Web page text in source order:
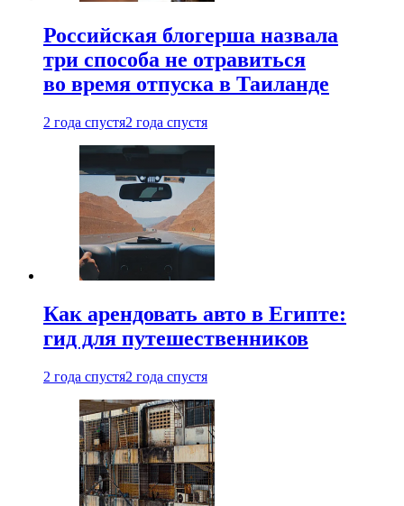
Российская блогерша назвала
три способа не отравиться
во время отпуска в Таиланде
2 года спустя2 года спустя
Как арендовать авто в Египте:
гид для путешественников
2 года спустя2 года спустя